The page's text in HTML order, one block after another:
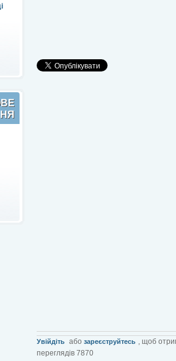
Увійдіть або зареєструйтесь , щоб
переглядів 7870